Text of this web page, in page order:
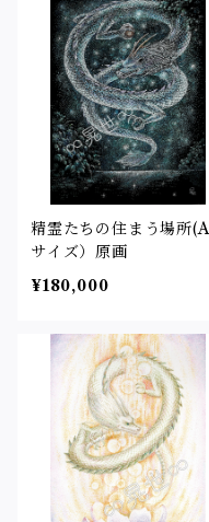
精霊たちの住まう場所
サイズ）原画
¥180,000